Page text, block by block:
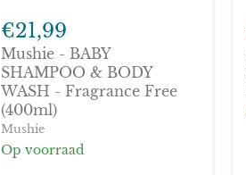
-
BABY
SHAMPOO
&
BODY
WASH
-
Fragrance
Free
€21,99
Mushie - BABY
SHAMPOO & BODY
WASH - Fragrance Free
(400ml)
Mushie
Op voorraad